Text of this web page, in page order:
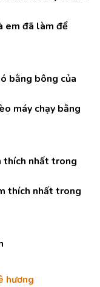
em đã làm để
bằng bông của
máy chạy bằng
thích nhất trong
thích nhất trong
hương